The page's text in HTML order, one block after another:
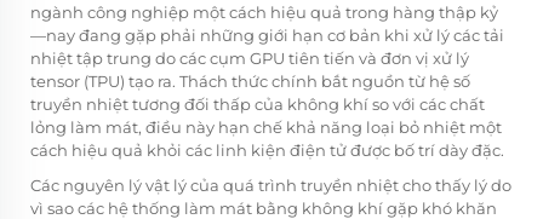
ngành công nghiệp một cách hiệu quả trong hàng thập kỷ
—nay đang gặp phải những giới hạn cơ bản khi xử lý các tải
nhiệt tập trung do các cụm GPU tiên tiến và đơn vị xử lý
tensor (TPU) tạo ra. Thách thức chính bắt nguồn từ hệ số
truyền nhiệt tương đối thấp của không khí so với các chất
lỏng làm mát, điều này hạn chế khả năng loại bỏ nhiệt một
cách hiệu quả khỏi các linh kiện điện tử được bố trí dày đặc.
Các nguyên lý vật lý của quá trình truyền nhiệt cho thấy lý do
vì sao các hệ thống làm mát bằng không khí gặp khó khăn